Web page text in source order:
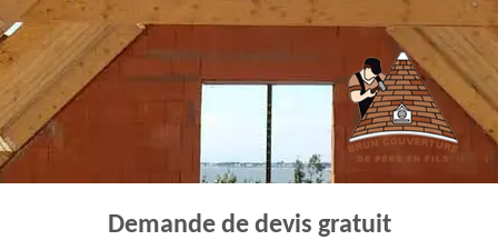
Demande de devis gratuit